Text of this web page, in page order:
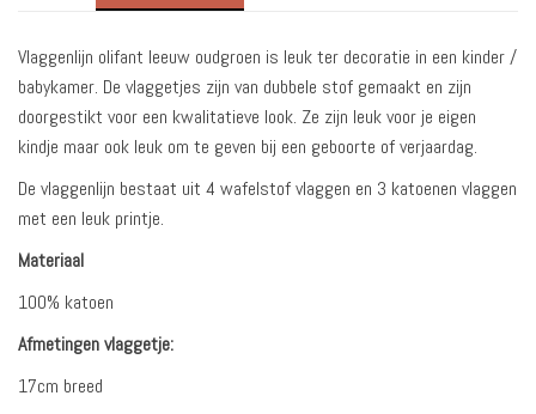
Vlaggenlijn olifant leeuw oudgroen is leuk ter decoratie in een kinder /
babykamer. De vlaggetjes zijn van dubbele stof gemaakt en zijn
doorgestikt voor een kwalitatieve look. Ze zijn leuk voor je eigen
kindje maar ook leuk om te geven bij een geboorte of verjaardag.
De vlaggenlijn bestaat uit 4 wafelstof vlaggen en 3 katoenen vlaggen
met een leuk printje.
Materiaal
100% katoen
Afmetingen vlaggetje:
17cm breed